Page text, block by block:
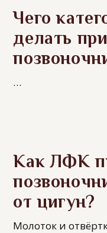
Чего
делать
…
Как ЛФК
от цигун?
Молоток и